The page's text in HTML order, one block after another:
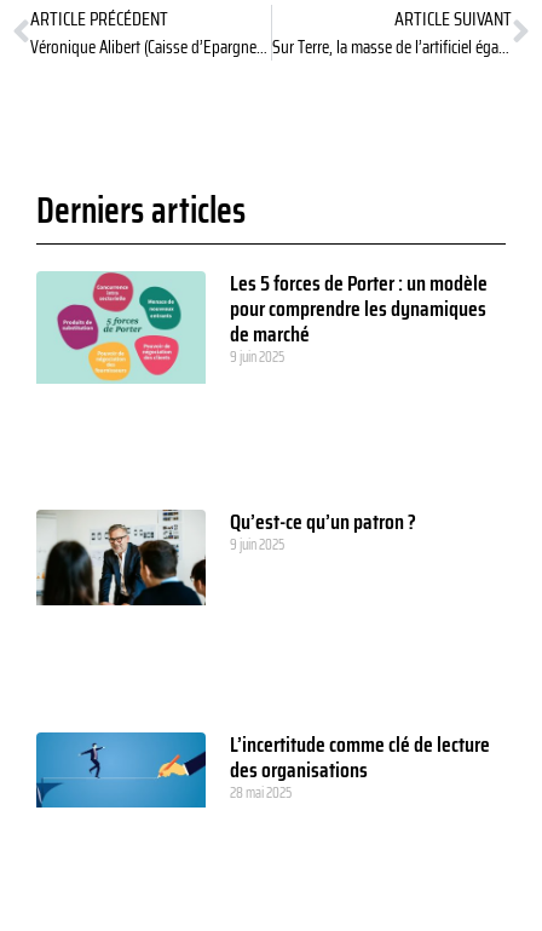
ARTICLE PRÉCÉDENT
Véronique Alibert (Caisse d’Epargne) : l’innovation, un enjeu qui nécessite un accompagnement spécifique
ARTICLE SUIVANT
Sur Terre, la masse de l’artificiel égale désormais la masse du vivant
Derniers articles
Les 5 forces de Porter : un modèle
pour comprendre les dynamiques
de marché
9 juin 2025
Qu’est-ce qu’un patron ?
9 juin 2025
L’incertitude comme clé de lecture
des organisations
28 mai 2025